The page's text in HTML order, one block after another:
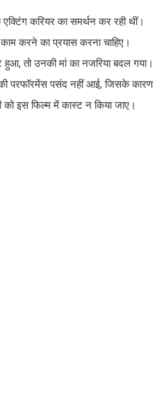
करियर का समर्थन कर रही थीं।
करने का प्रयास करना चाहिए।
तो उनकी मां का नजरिया बदल गया।
परफॉरमेंस पसंद नहीं आई, जिसके कारण
को इस फिल्म में कास्ट न किया जाए।